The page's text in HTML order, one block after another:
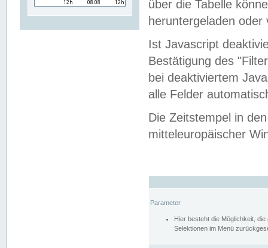
über die Tabelle
heruntergeladen oder
Ist Javascript
Bestätigung des
bei deaktiviertem
alle Felder
Die Zeitstempel in
mitteleuropäischer
Parameter
Hier besteht die Möglichkeit,
Selektionen im Menü